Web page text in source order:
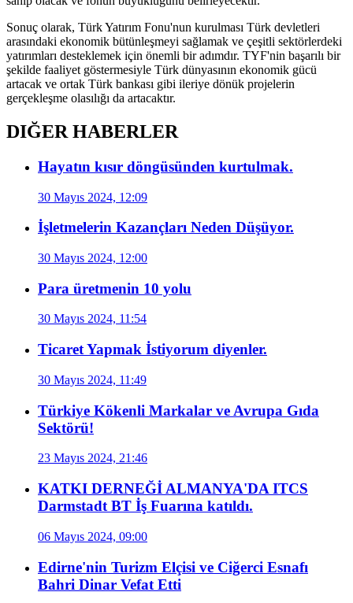
Sonuç olarak, Türk Yatırım Fonu'nun kurulması Türk devletleri
arasındaki ekonomik bütünleşmeyi sağlamak ve çeşitli sektörlerdeki
yatırımları desteklemek için önemli bir adımdır. TYF'nin başarılı bir
şekilde faaliyet göstermesiyle Türk dünyasının ekonomik gücü
artacak ve ortak Türk bankası gibi ileriye dönük projelerin
gerçekleşme olasılığı da artacaktır.
DIĞER HABERLER
Hayatın kısır döngüsünden kurtulmak.
30 Mayıs 2024, 12:09
İşletmelerin Kazançları Neden Düşüyor.
30 Mayıs 2024, 12:00
Para üretmenin 10 yolu
30 Mayıs 2024, 11:54
Ticaret Yapmak İstiyorum diyenler.
30 Mayıs 2024, 11:49
Türkiye Kökenli Markalar ve Avrupa Gıda
Sektörü!
23 Mayıs 2024, 21:46
KATKI DERNEĞİ ALMANYA'DA ITCS
Darmstadt BT İş Fuarına katıldı.
06 Mayıs 2024, 09:00
Edirne'nin Turizm Elçisi ve Ciğerci Esnafı
Bahri Dinar Vefat Etti